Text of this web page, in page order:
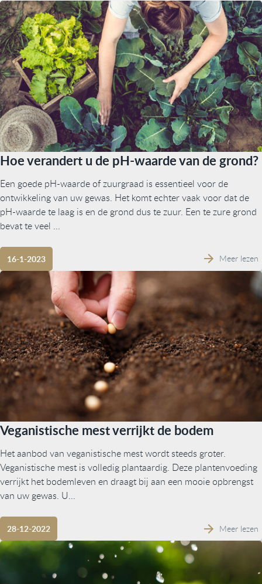
Hoe verandert u de pH-waarde van de grond?
Een goede pH-waarde of zuurgraad is essentieel voor de
ontwikkeling van uw gewas. Het komt echter vaak voor dat de
pH-waarde te laag is en de grond dus te zuur. Een te zure grond
bevat te veel ...
16-1-2023 Meer lezen
Veganistische mest verrijkt de bodem
Het aanbod van veganistische mest wordt steeds groter.
Veganistische mest is volledig plantaardig. Deze plantenvoeding
verrijkt het bodemleven en draagt bij aan een mooie opbrengst
van uw gewas. U...
28-12-2022 Meer lezen